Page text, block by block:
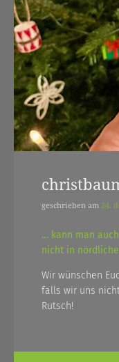
geschrieben am 24.
… kann man
nicht in
Wir wünschen
falls wir uns
Rutsch!